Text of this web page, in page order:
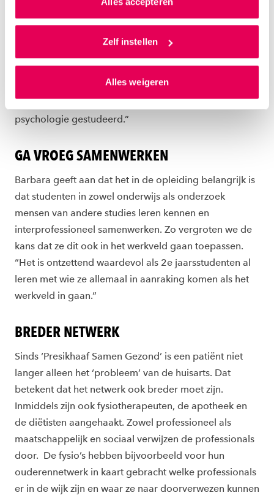
Als je op ‘Alles accepteren’ klikt dan geef je ons
toestemming om cookies voor social media en
gepersonaliseerde advertenties te plaatsen. Lees
cookiestatement. Via ‘Zelf instellen’ kun je ook zelf
instellen welke cookies we plaatsen. Je kunt je
toestemming altijd wijzigen of intrekken via
Zelf instellen
Alles weigeren
aanpakken, ontstaat onder betrokken docenten ook
een kruisbestuiving. Barbara: “Ieder neemt z’n eigen
achtergrond mee. Ik ben als docent Mondzorgkunde
dit project. Docent Anoeska die dit project opzette is
van origine een ergotherapeut en docent Nabila die
zijdelings bij het project betrokken is, heeft
psychologie gestudeerd.”
GA VROEG SAMENWERKEN
Barbara geeft aan dat het in de opleiding belangrijk is
dat studenten in zowel onderwijs als onderzoek
mensen van andere studies leren kennen en
interprofessioneel samenwerken. Zo vergroten we de
kans dat ze dit ook in het werkveld gaan toepassen.
“Het is ontzettend waardevol als 2e jaarsstudenten al
leren met wie ze allemaal in aanraking komen als het
werkveld in gaan.“
BREDER NETWERK
Sinds ‘Presikhaaf Samen Gezond’ is een patiënt niet
langer alleen het ‘probleem’ van de huisarts. Dat
betekent dat het netwerk ook breder moet zijn.
Inmiddels zijn ook fysiotherapeuten, de apotheek en
de diëtisten aangehaakt. Zowel professioneel als
maatschappelijk en sociaal verwijzen de professionals
door. De fysio’s hebben bijvoorbeeld voor hun
ouderennetwerk in kaart gebracht welke professionals
er in de wijk zijn en waar ze naar doorverwezen kunnen